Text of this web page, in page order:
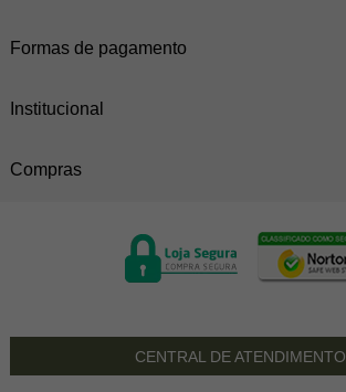
Formas de pagamento
Institucional
Compras
CENTRAL DE ATENDIMENTO